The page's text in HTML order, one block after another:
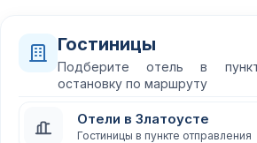
Гостиницы
Подберите отель в
остановку по маршруту
Отели в Златоусте
Гостиницы в пункте отправления